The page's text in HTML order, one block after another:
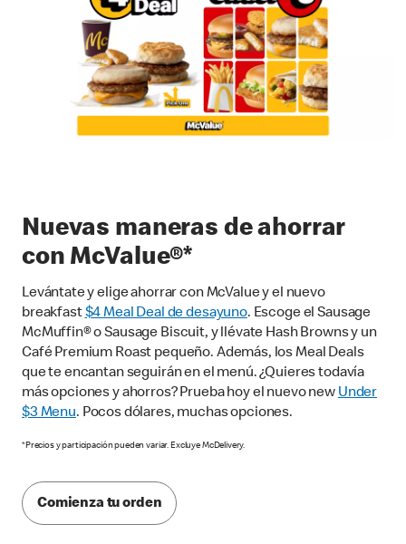
Nuevas maneras de ahorrar
con McValue®*
Levántate y elige ahorrar con McValue y el nuevo
breakfast$4 Meal Deal de desayuno. Escoge el Sausage
McMuffin® o Sausage Biscuit, y llévate Hash Browns y un
Café Premium Roast pequeño. Además, los Meal Deals
que te encantan seguirán en el menú. ¿Quieres todavía
más opciones y ahorros? Prueba hoy el nuevo new Under
$3 Menu. Pocos dólares, muchas opciones.
*Precios y participación pueden variar. Excluye McDelivery.
Comienza tu orden